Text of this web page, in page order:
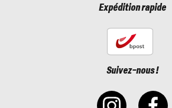
Expédition rapide
Suivez-nous !